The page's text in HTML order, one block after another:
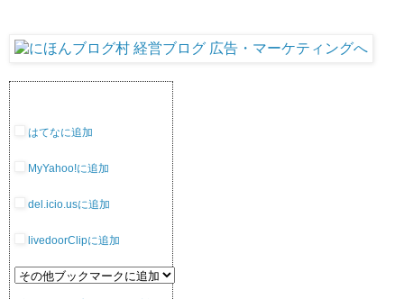
はてなに追加
MyYahoo!に追加
del.icio.usに追加
livedoorClipに追加